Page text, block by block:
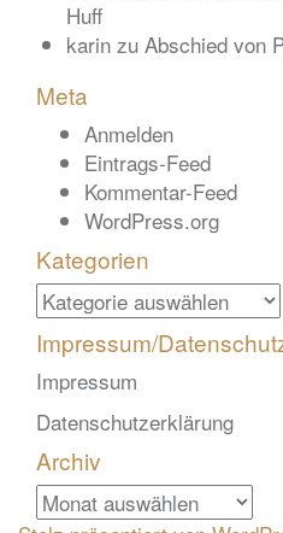
Huff
karin zu Abschied von
Meta
Anmelden
Eintrags-Feed
Kommentar-Feed
WordPress.org
Kategorien
Kategorien
Impressum/
Impressum
Datenschutzerklärung
Archiv
Archiv